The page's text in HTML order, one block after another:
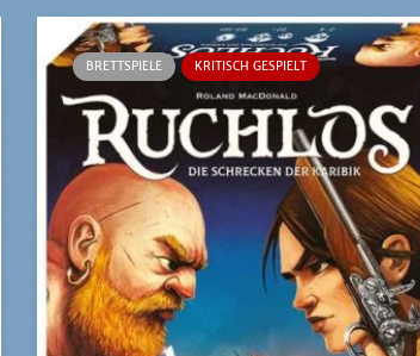
BRETTSPIELE KRITISCH GESPIELT